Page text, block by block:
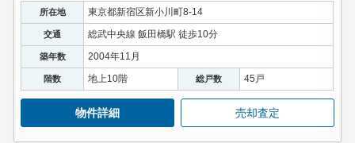
所在地 東京都新宿区新小川町8-14
交通 総武中央線 飯田橋駅 徒歩10分
築年数 2004年11月
階数 地上10階 総戸数 45戸
物件詳細 売却査定